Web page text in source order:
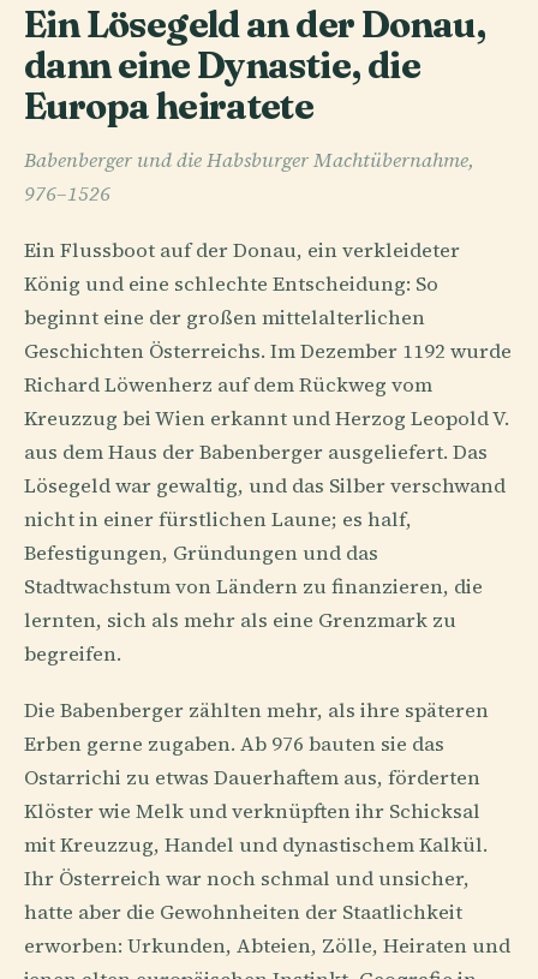
Ein Lösegeld an der Donau,
dann eine Dynastie, die
Europa heiratete
Babenberger und die Habsburger Machtübernahme,
976–1526
Ein Flussboot auf der Donau, ein verkleideter
König und eine schlechte Entscheidung: So
beginnt eine der großen mittelalterlichen
Geschichten Österreichs. Im Dezember 1192 wurde
Richard Löwenherz auf dem Rückweg vom
Kreuzzug bei Wien erkannt und Herzog Leopold V.
aus dem Haus der Babenberger ausgeliefert. Das
Lösegeld war gewaltig, und das Silber verschwand
nicht in einer fürstlichen Laune; es half,
Befestigungen, Gründungen und das
Stadtwachstum von Ländern zu finanzieren, die
lernten, sich als mehr als eine Grenzmark zu
begreifen.
Die Babenberger zählten mehr, als ihre späteren
Erben gerne zugaben. Ab 976 bauten sie das
Ostarrichi zu etwas Dauerhaftem aus, förderten
Klöster wie Melk und verknüpften ihr Schicksal
mit Kreuzzug, Handel und dynastischem Kalkül.
Ihr Österreich war noch schmal und unsicher,
hatte aber die Gewohnheiten der Staatlichkeit
erworben: Urkunden, Abteien, Zölle, Heiraten und